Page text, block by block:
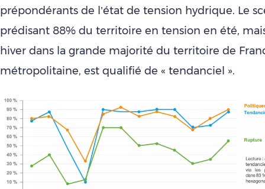
prépondérants de l’état de tension hydrique. Le
prédisant 88% du territoire en tension en été,
hiver dans la grande majorité du territoire de
métropolitaine, est qualifié de « tendanciel ».